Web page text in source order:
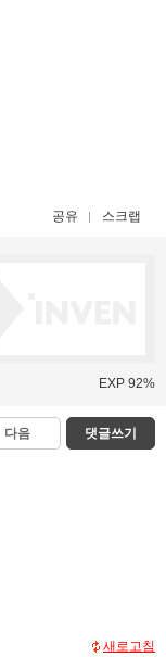
공유 스크랩
EXP 92%
다음 댓글쓰기
새로고침